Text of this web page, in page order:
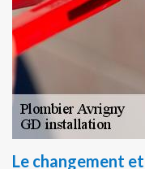
Le changement